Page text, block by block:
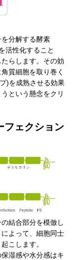
分解する酵素
活性化すること
らします。その効
質細胞を取り巻く
)を成熟させる効果
という懸念をクリ
フェクション
結合部分を模倣し
よって、細胞同士
こします。
湿感や水分感はキ